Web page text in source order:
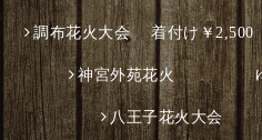
調布花火大会 着付け￥2,500
神宮外苑花火 ゆか
八王子花火大